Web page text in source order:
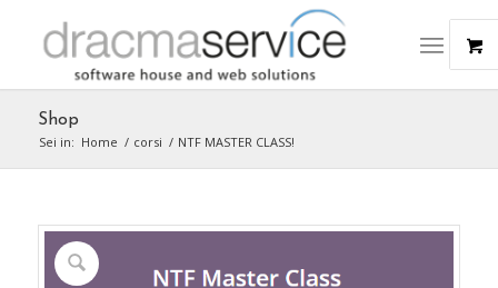
Shop
Sei in: Home / corsi / NTF MASTER CLASS!